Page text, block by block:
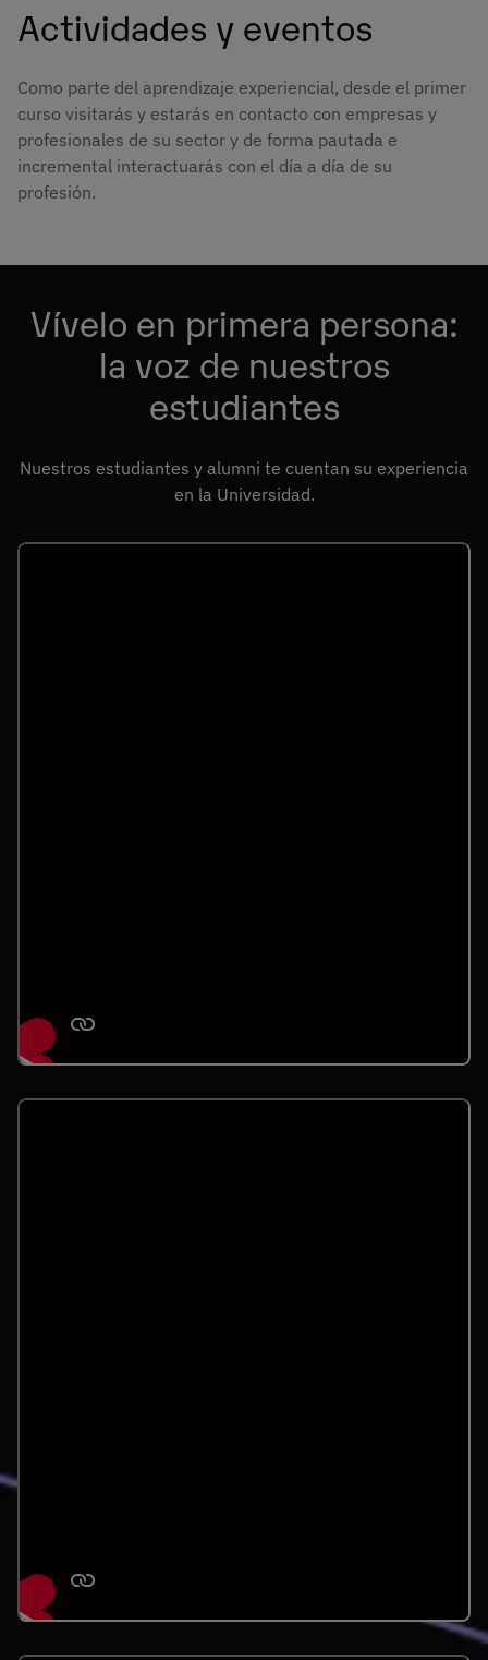
Actividades y eventos
Como parte del aprendizaje experiencial, desde el primer
curso visitarás y estarás en contacto con empresas y
profesionales de su sector y de forma pautada e
incremental interactuarás con el día a día de su
profesión.
Vívelo en primera persona:
la voz de nuestros
estudiantes
Nuestros estudiantes y alumni te cuentan su experiencia
en la Universidad.